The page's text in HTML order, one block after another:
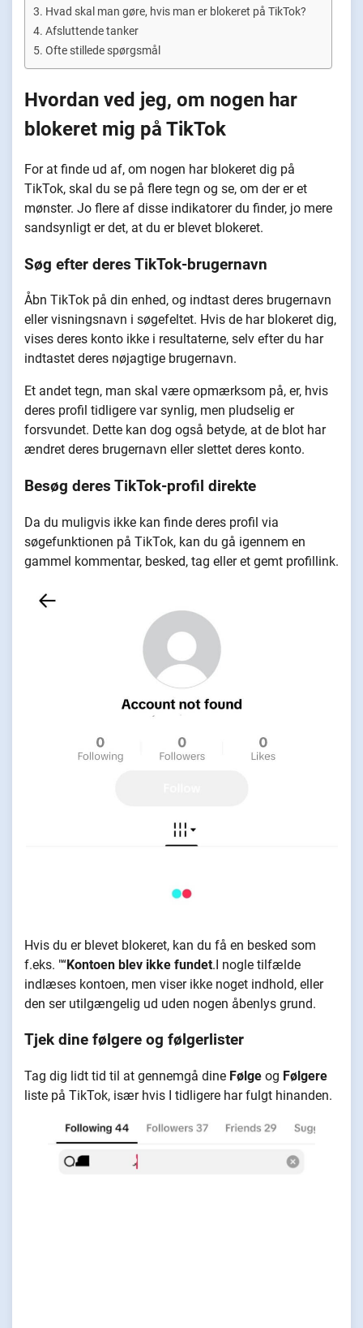
Hvad skal man gøre, hvis man er blokeret på TikTok?
Afsluttende tanker
Ofte stillede spørgsmål
Hvordan ved jeg, om nogen har
blokeret mig på TikTok
For at finde ud af, om nogen har blokeret dig på
TikTok, skal du se på flere tegn og se, om der er et
mønster. Jo flere af disse indikatorer du finder, jo mere
sandsynligt er det, at du er blevet blokeret.
Søg efter deres TikTok-brugernavn
Åbn TikTok på din enhed, og indtast deres brugernavn
eller visningsnavn i søgefeltet. Hvis de har blokeret dig,
vises deres konto ikke i resultaterne, selv efter du har
indtastet deres nøjagtige brugernavn.
Et andet tegn, man skal være opmærksom på, er, hvis
deres profil tidligere var synlig, men pludselig er
forsvundet. Dette kan dog også betyde, at de blot har
ændret deres brugernavn eller slettet deres konto.
Besøg deres TikTok-profil direkte
Da du muligvis ikke kan finde deres profil via
søgefunktionen på TikTok, kan du gå igennem en
gammel kommentar, besked, tag eller et gemt profillink.
Hvis du er blevet blokeret, kan du få en besked som
f.eks. "“Kontoen blev ikke fundet.I nogle tilfælde
indlæses kontoen, men viser ikke noget indhold, eller
den ser utilgængelig ud uden nogen åbenlys grund.
Tjek dine følgere og følgerlister
Tag dig lidt tid til at gennemgå dine Følge og Følgere
liste på TikTok, især hvis I tidligere har fulgt hinanden.